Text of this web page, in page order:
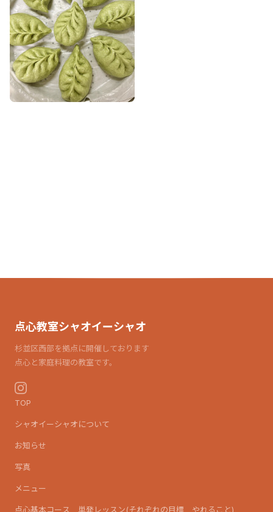
点心教室シャオイーシャオ
杉並区西部を拠点に開催しております
点心と家庭料理の教室です。
TOP
シャオイーシャオについて
お知らせ
写真
メニュー
点心基本コース 単発レッスン(それぞれの目標 やれること)